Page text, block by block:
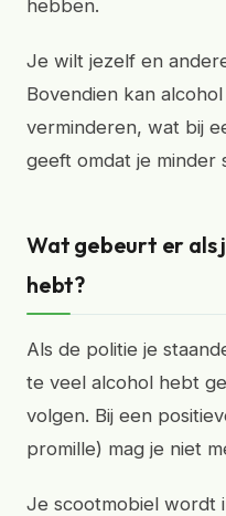
hebben.
Je wilt jezelf en
Bovendien kan
verminderen, wat bij
geeft omdat je minder
Wat gebeurt er als
hebt?
Als de politie je
te veel alcohol hebt
volgen. Bij een
promille) mag je niet
Je scootmobiel wordt